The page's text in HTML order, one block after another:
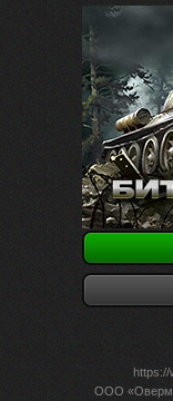
https://
ООО